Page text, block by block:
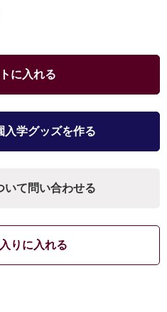
に入れる
入学グッズを作る
いて問い合わせる
りに入れる